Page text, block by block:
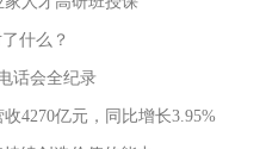
什么？
话会全纪录
4270亿元，同比增长3.95%